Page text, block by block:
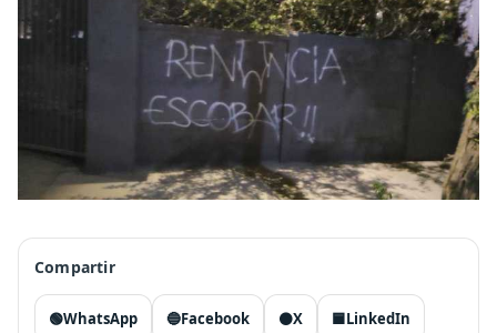
Compartir
🟢WhatsApp 🔵Facebook ⚫X 🟦LinkedIn